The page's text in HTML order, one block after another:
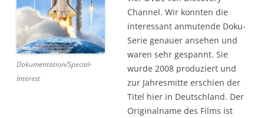
Dokumentation/Special-
Interest
Channel. Wir konnten die
interessant anmutende Doku-
Serie genauer ansehen und
waren sehr gespannt. Sie
wurde 2008 produziert und
zur Jahresmitte erschien der
Titel hier in Deutschland. Der
Originalname des Films ist